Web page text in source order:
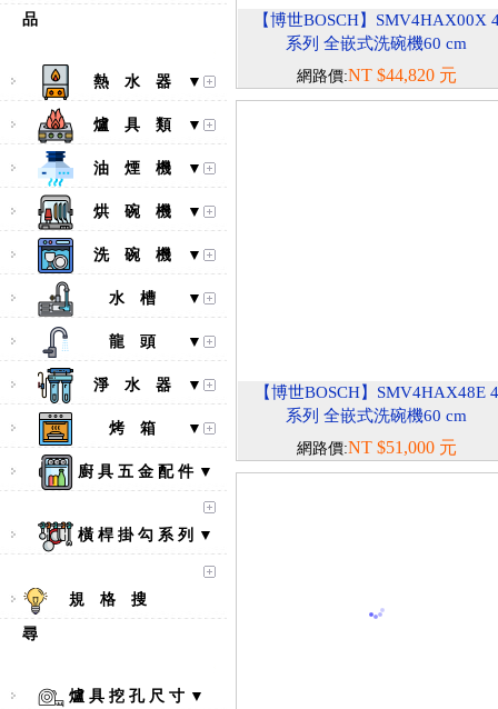
品
熱 水 器 ▼
爐 具 類 ▼
油 煙 機 ▼
烘 碗 機 ▼
洗 碗 機 ▼
水 槽 ▼
龍 頭 ▼
淨 水 器 ▼
烤 箱 ▼
廚 具 五 金 配 件 ▼
橫 桿 掛 勾 系 列 ▼
規 格 搜
尋
爐 具 挖 孔 尺 寸 ▼
【林內Rinnai】 RB-L2600S(A)
彩焱系列 檯面式彩焱不銹鋼雙
【博世BOSCH】SMV4HAX00X
系列 全嵌式洗碗機60 cm
網路價:NT $44,820 元
【博世BOSCH】SMV4HAX48E 4
系列 全嵌式洗碗機60 cm
網路價:NT $51,000 元